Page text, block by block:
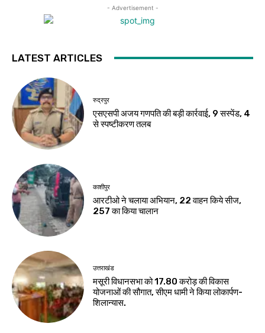
- Advertisement -
LATEST ARTICLES
रुद्रपुर
एसएसपी अजय गणपति की बड़ी कार्रवाई, 9 सस्पेंड, 4
से स्पष्टीकरण तलब
काशीपुर
आरटीओ ने चलाया अभियान, 22 वाहन किये सीज,
257 का किया चालान
उत्तराखंड
मसूरी विधानसभा को 17.80 करोड़ की विकास
योजनाओं की सौगात, सीएम धामी ने किया लोकार्पण-
शिलान्यास.